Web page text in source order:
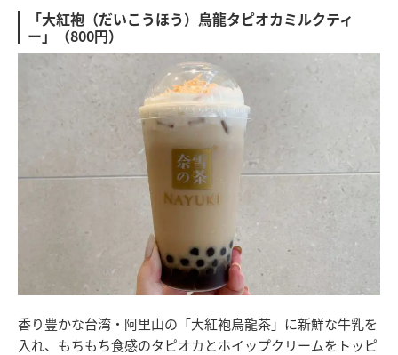
「大紅袍（だいこうほう）烏龍タピオカミルクティ
ー」（800円）
香り豊かな台湾・阿里山の「大紅袍烏龍茶」に新鮮な牛乳を
入れ、もちもち食感のタピオカとホイップクリームをトッピ